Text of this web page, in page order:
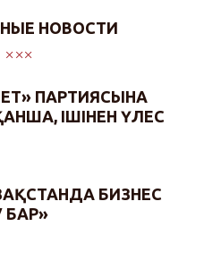
НОВОСТИ
ПАРТИЯСЫНА
ІШІНЕН ҮЛЕС
БИЗНЕС
БАР»